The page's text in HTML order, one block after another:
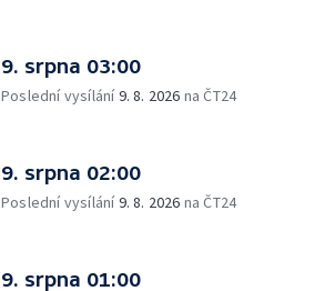
9. srpna 03:00
Poslední vysílání9. 8. 2026 na ČT24
9. srpna 02:00
Poslední vysílání9. 8. 2026 na ČT24
9. srpna 01:00